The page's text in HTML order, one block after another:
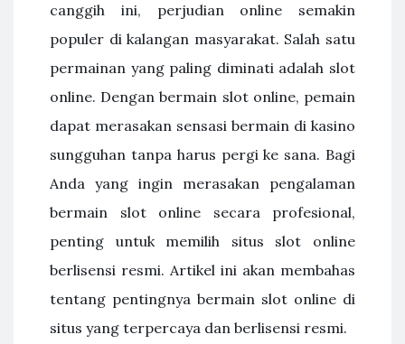
canggih ini, perjudian online semakin
populer di kalangan masyarakat. Salah satu
permainan yang paling diminati adalah slot
online. Dengan bermain slot online, pemain
dapat merasakan sensasi bermain di kasino
sungguhan tanpa harus pergi ke sana. Bagi
Anda yang ingin merasakan pengalaman
bermain slot online secara profesional,
penting untuk memilih situs slot online
berlisensi resmi. Artikel ini akan membahas
tentang pentingnya bermain slot online di
situs yang terpercaya dan berlisensi resmi.